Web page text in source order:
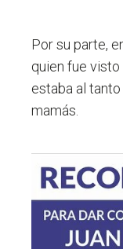
Por su parte,
quien fue
estaba al
mamás.